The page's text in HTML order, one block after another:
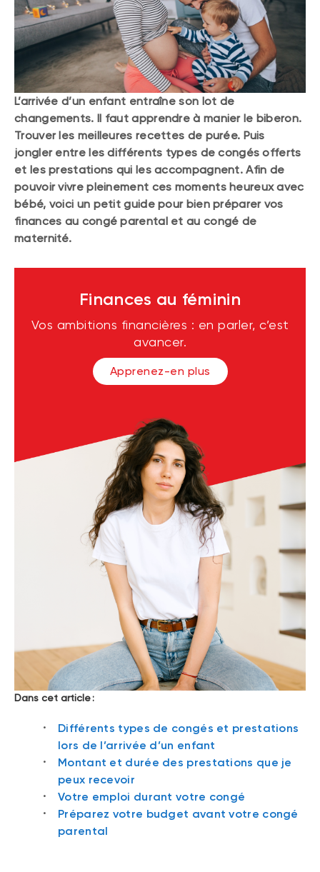
L’arrivée d’un enfant entraîne son lot de
changements. Il faut apprendre à manier le biberon.
Trouver les meilleures recettes de purée. Puis
jongler entre les différents types de congés offerts
et les prestations qui les accompagnent. Afin de
pouvoir vivre pleinement ces moments heureux avec
bébé, voici un petit guide pour bien préparer vos
finances au congé parental et au congé de
maternité.
Finances au féminin
Vos ambitions financières : en parler, c’est
avancer.
Apprenez-en plus
Dans cet article :
Différents types de congés et prestations
lors de l’arrivée d’un enfant
Montant et durée des prestations que je
peux recevoir
Votre emploi durant votre congé
Préparez votre budget avant votre congé
parental